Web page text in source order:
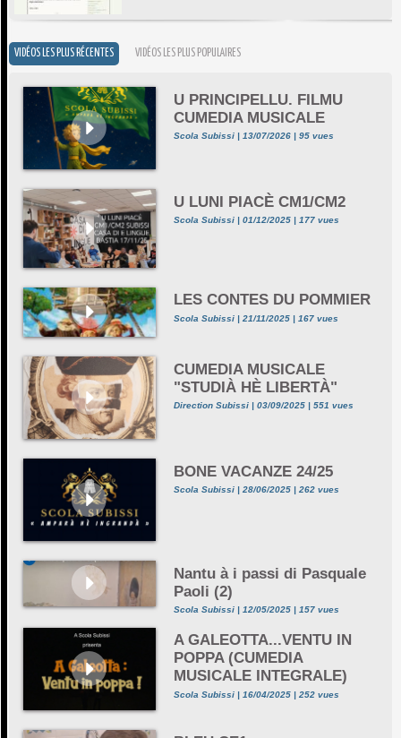
VIDÉOS LES PLUS RÉCENTES VIDÉOS LES PLUS POPULAIRES
U PRINCIPELLU. FILMU
CUMEDIA MUSICALE
Scola Subissi | 13/07/2026 | 95 vues
U LUNI PIACÈ CM1/CM2
Scola Subissi | 01/12/2025 | 177 vues
LES CONTES DU POMMIER
Scola Subissi | 21/11/2025 | 167 vues
CUMEDIA MUSICALE
"STUDIÀ HÈ LIBERTÀ"
Direction Subissi | 03/09/2025 | 551 vues
BONE VACANZE 24/25
Scola Subissi | 28/06/2025 | 262 vues
Nantu à i passi di Pasquale
Paoli (2)
Scola Subissi | 12/05/2025 | 157 vues
A GALEOTTA...VENTU IN
POPPA (CUMEDIA
MUSICALE INTEGRALE)
Scola Subissi | 16/04/2025 | 252 vues